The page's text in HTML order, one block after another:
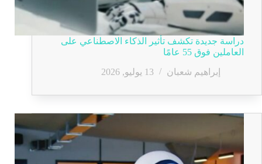
دراسة جديدة تكشف تأثير الذكاء الاصطناعي على
العاملين فوق 55 عامًا
إبراهيم شعبان
13 يوليو, 2026